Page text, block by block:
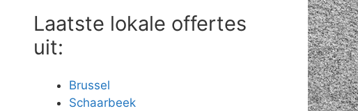
Laatste lokale offertes
uit:
Brussel
Schaarbeek